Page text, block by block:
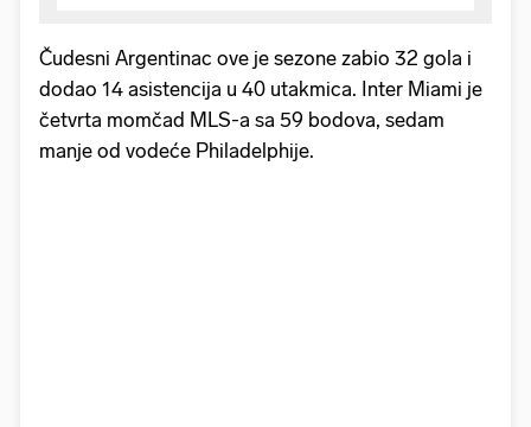
Čudesni Argentinac ove je sezone zabio 32 gola i
dodao 14 asistencija u 40 utakmica. Inter Miami je
četvrta momčad MLS-a sa 59 bodova, sedam
manje od vodeće Philadelphije.